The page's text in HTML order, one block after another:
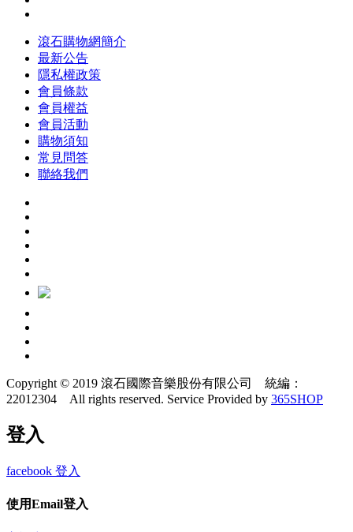
滾石購物網簡介
最新公告
隱私權政策
會員條款
會員權益
會員活動
購物須知
常見問答
聯絡我們
Copyright © 2019 滾石國際音樂股份有限公司 統編：
22012304 All rights reserved. Service Provided by 365SHOP
登入
facebook 登入
使用Email登入